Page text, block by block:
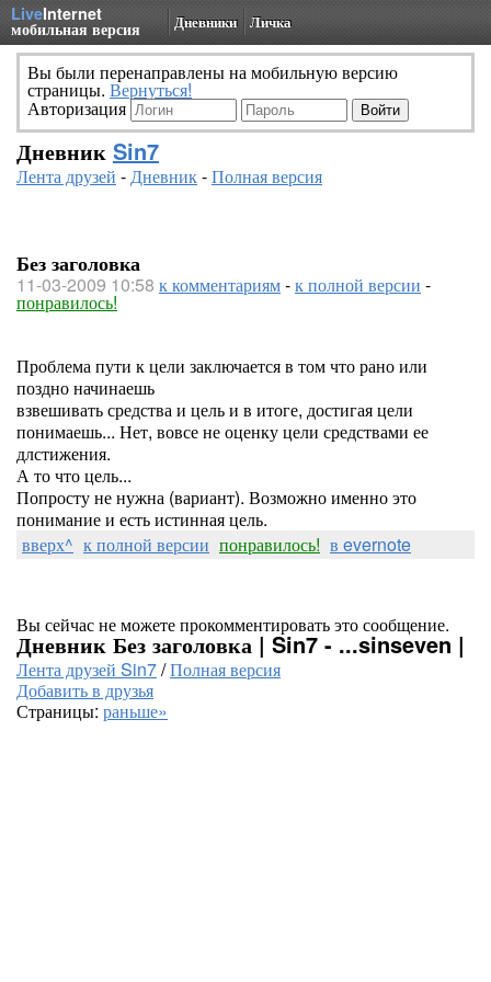
LiveInternet
мобильная версия Дневники Личка
Вы были перенаправлены на мобильную версию
страницы. Вернуться!
Авторизация
Дневник Sin7
Лента друзей -Дневник-Полная версия
Без заголовка
11-03-2009 10:58 к комментариям-к полной версии -
понравилось!
Проблема пути к цели заключается в том что рано или
поздно начинаешь
взвешивать средства и цель и в итоге, достигая цели
понимаешь... Нет, вовсе не оценку цели средствами ее
длстижения.
А то что цель...
Попросту не нужна (вариант). Возможно именно это
понимание и есть истинная цель.
вверх^ к полной версии понравилось! в evernote
Вы сейчас не можете прокомментировать это сообщение.
Дневник Без заголовка | Sin7 - ...sinseven |
Лента друзей Sin7/Полная версия
Добавить в друзья
Страницы: раньше»